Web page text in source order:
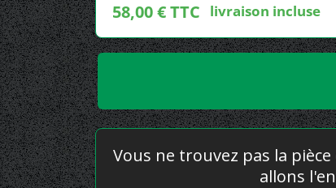
58,00 € TTC livraison incluse
Vous ne trouvez pas la
allons